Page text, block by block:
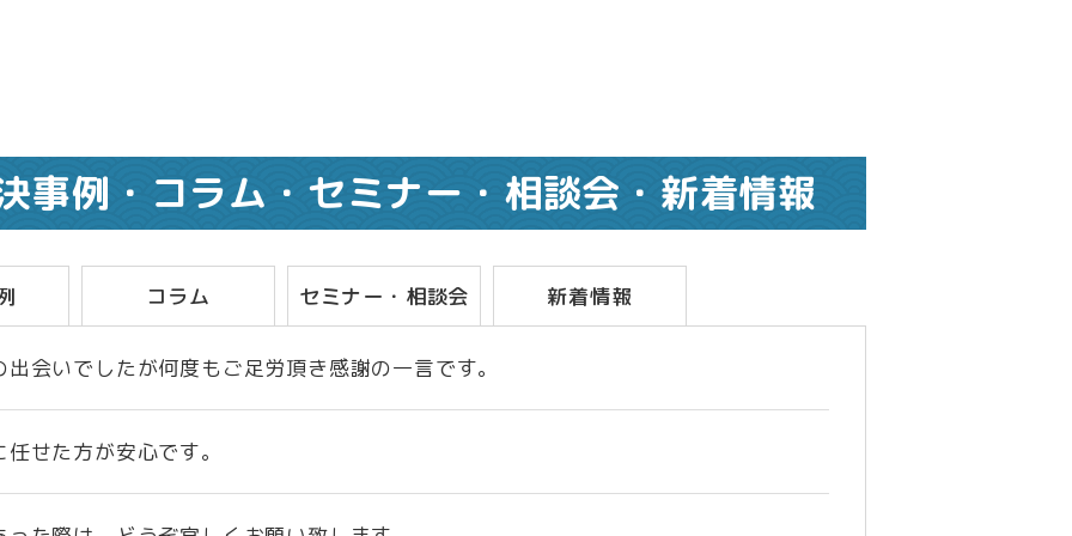
事例・コラム・ セミナー・相談会・新着情報
コラム セミナー・相談会 新着情報
会いでしたが何度もご足労頂き感謝の一言です。
せた方が安心です。